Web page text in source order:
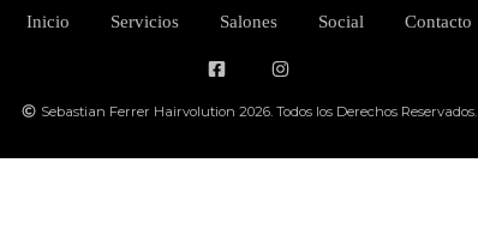
Inicio Servicios Salones Social Contacto
Sebastian Ferrer Hairvolution 2026. Todos los Derechos Reservados.